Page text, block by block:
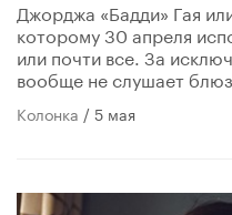
Джорджа «Бадди» Гая
которому 30 апреля
или почти все. За
вообще не слушает блюз.
Колонка / 5 мая